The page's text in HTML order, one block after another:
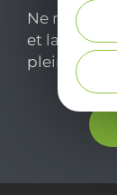
Ne
et laissez-
pleinement